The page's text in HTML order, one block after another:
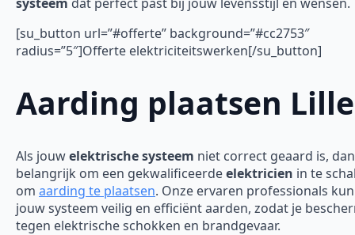
[su_button url=”#offerte” background=”#cc2753″
radius=”5″]Offerte elektriciteitswerken[/su_button]
Aarding plaatsen Lille
Als jouwelektrische systeem niet correct geaard is,
belangrijk om een gekwalificeerdeelektricien in te
om aarding te plaatsen. Onze ervaren professionals
jouw systeem veilig en efficiënt aarden, zodat je
tegen elektrische schokken en brandgevaar.